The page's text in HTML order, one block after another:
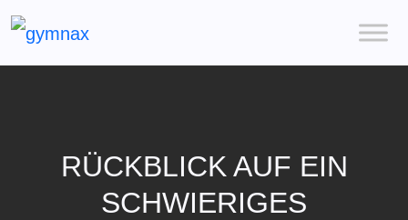
RÜCKBLICK AUF EIN
SCHWIERIGES